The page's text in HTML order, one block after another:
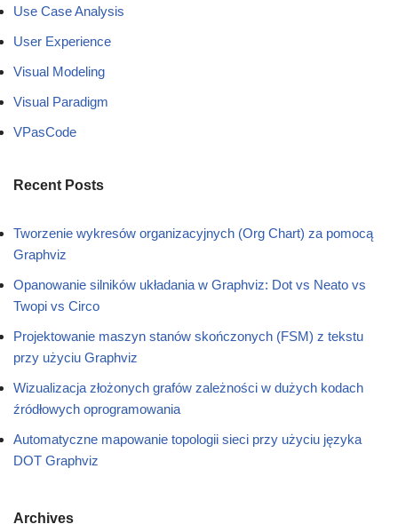
Use Case Analysis
User Experience
Visual Modeling
Visual Paradigm
VPasCode
Recent Posts
Tworzenie wykresów organizacyjnych (Org Chart) za pomocą
Graphviz
Opanowanie silników układania w Graphviz: Dot vs Neato vs
Twopi vs Circo
Projektowanie maszyn stanów skończonych (FSM) z tekstu
przy użyciu Graphviz
Wizualizacja złożonych grafów zależności w dużych kodach
źródłowych oprogramowania
Automatyczne mapowanie topologii sieci przy użyciu języka
DOT Graphviz
Archives